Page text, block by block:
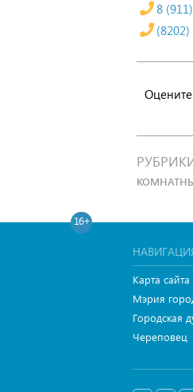
8
16+
Карта сайта
Мэрия
Городская
Череповец